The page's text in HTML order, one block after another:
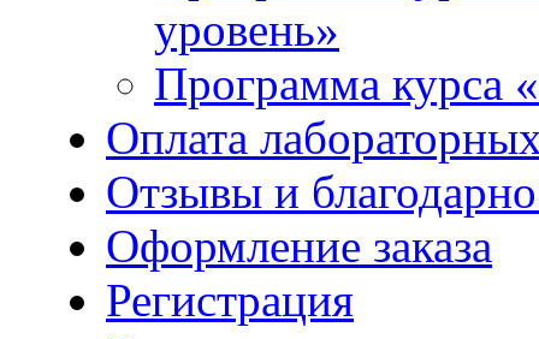
уровень»
Программа курса
Оплата
Отзывы и
Оформление заказа
Регистрация